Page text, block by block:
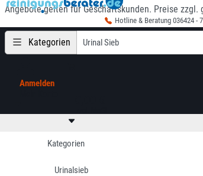
Angebote gelten für Geschäftskunden. Preise zzgl.
Hotline & Beratung 036424 -
Kategorien
Anmelden
Kategorien
Urinalsieb